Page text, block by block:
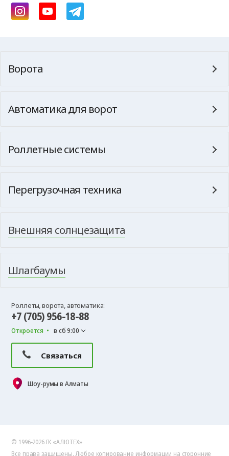
Ворота
Автоматика для ворот
Роллетные системы
Перегрузочная техника
Внешняя солнцезащита
Шлагбаумы
Роллеты, ворота, автоматика:
+7 (705) 956-18-88
Откроется в сб 9:00
Связаться
Шоу-румы в Алматы
© 1996-2026 ГК «АЛЮТЕХ»
Все права защищены. Любое копирование информации на сторонние